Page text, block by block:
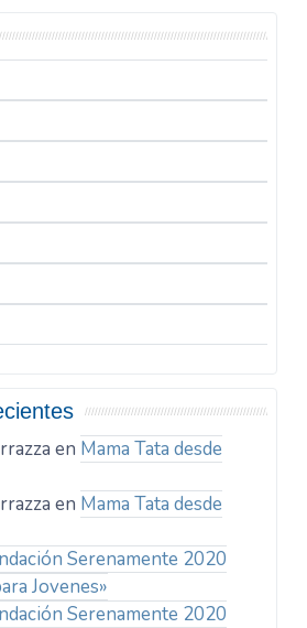
en Mama Tata desde
en Mama Tata desde
Serenamente 2020
Jovenes»
Serenamente 2020